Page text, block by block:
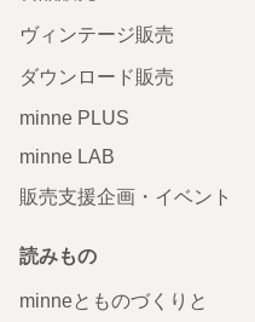
ヴィンテージ販売
ダウンロード販売
minne PLUS
minne LAB
販売支援企画・イベント
読みもの
minneとものづくりと